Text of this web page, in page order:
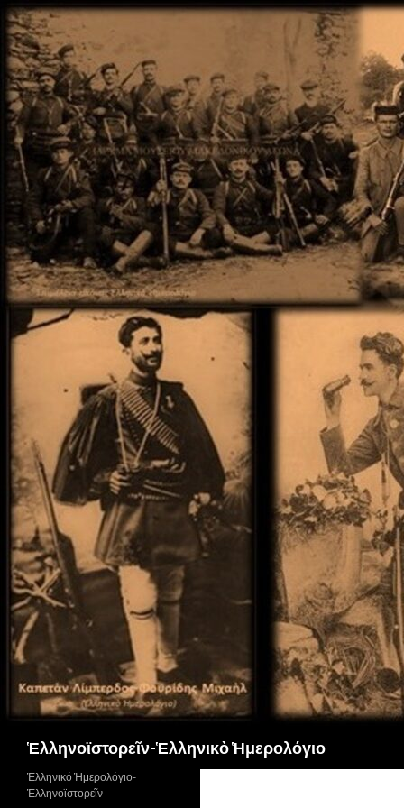
Ἑλληνοϊστορεῖν-Ἑλληνικὸ Ἡμερολόγιο
Ἑλληνικό Ἡμερολόγιο-
Ἑλληνοϊστορεῖν